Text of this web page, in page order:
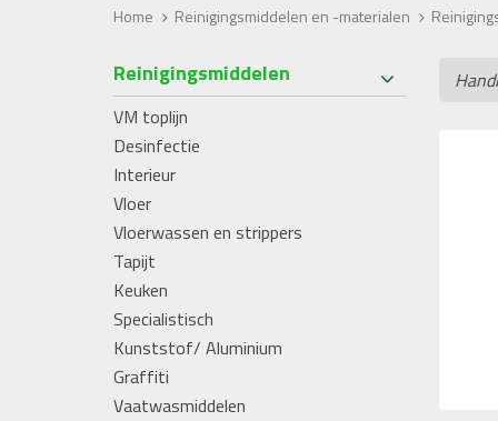
Home > Reinigingsmiddelen en -materialen >
Reinigingsmiddelen
VM toplijn
Desinfectie
Interieur
Vloer
Vloerwassen en strippers
Tapijt
Keuken
Specialistisch
Kunststof/ Aluminium
Graffiti
Vaatwasmiddelen